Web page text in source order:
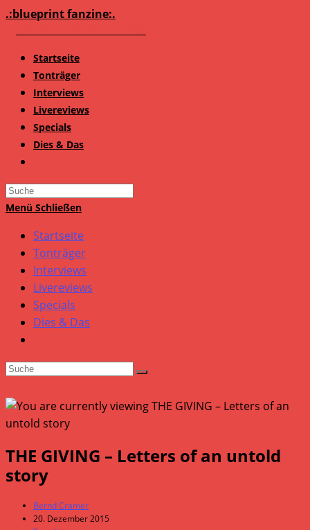
Zum
.:blueprint fanzine:.
Startseite
Tonträger
Interviews
Livereviews
Specials
Dies & Das
Search
this
Menü Schließen
Startseite
Tonträger
Interviews
Livereviews
Specials
Dies & Das
THE GIVING – Letters of an untold
story
Beitrags-
Autor:
Bernd Cramer
Beitrag
20. Dezember 2015